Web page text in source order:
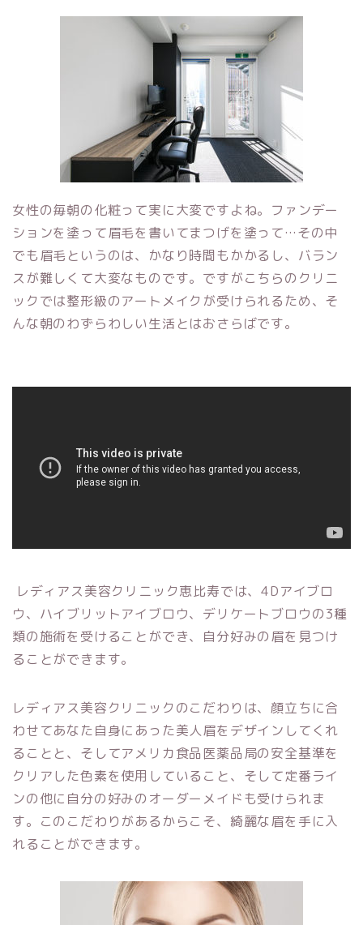
女性の毎朝の化粧って実に大変ですよね。ファンデー
ションを塗って眉毛を書いてまつげを塗って…その中
でも眉毛というのは、かなり時間もかかるし、バラン
スが難しくて大変なものです。ですがこちらのクリニ
ックでは整形級のアートメイクが受けられるため、そ
んな朝のわずらわしい生活とはおさらばです。
レディアス美容クリニック恵比寿では、4Dアイブロ
ウ、ハイブリットアイブロウ、デリケートブロウの3種
類の施術を受けることができ、自分好みの眉を見つけ
ることができます。
レディアス美容クリニックのこだわりは、顔立ちに合
わせてあなた自身にあった美人眉をデザインしてくれ
ることと、そしてアメリカ食品医薬品局の安全基準を
クリアした色素を使用していること、そして定番ライ
ンの他に自分の好みのオーダーメイドも受けられま
す。このこだわりがあるからこそ、綺麗な眉を手に入
れることができます。